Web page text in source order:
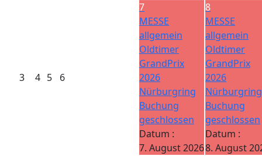
3 4 5 6
7
MESSE
allgemein
Oldtimer
GrandPrix
2026
Nürburgring
Buchung
geschlossen
Datum :
7. August 2026
8
MESSE
allgemein
Oldtimer
GrandPrix
2026
Nürburgring
Buchung
geschlossen
Datum :
8. August